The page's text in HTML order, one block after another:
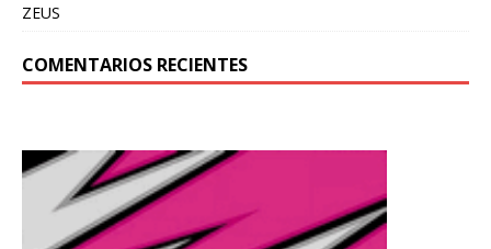
ZEUS
COMENTARIOS RECIENTES